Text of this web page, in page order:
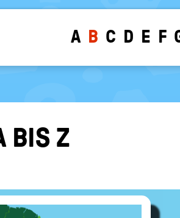
A B C D E F
BIS Z